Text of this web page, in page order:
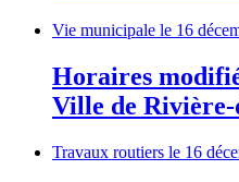
Vie municipale le 16
Horaires
Ville de
Travaux routiers le 16